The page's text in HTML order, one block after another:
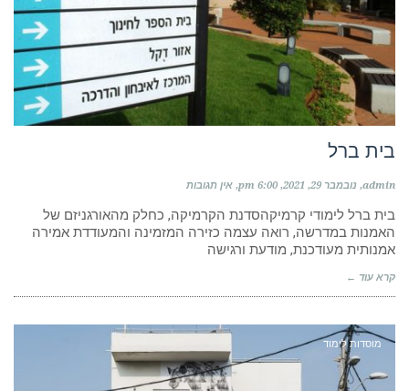
בית ברל
admin נובמבר 29, 2021 6:00 pm אין תגובות
בית ברל לימודי קרמיקהסדנת הקרמיקה, כחלק מהאורגניזם של
האמנות במדרשה, רואה עצמה כזירה המזמינה והמעודדת אמירה
אמנותית מעודכנת, מודעת ורגישה
קרא עוד ←
מוסדות לימוד